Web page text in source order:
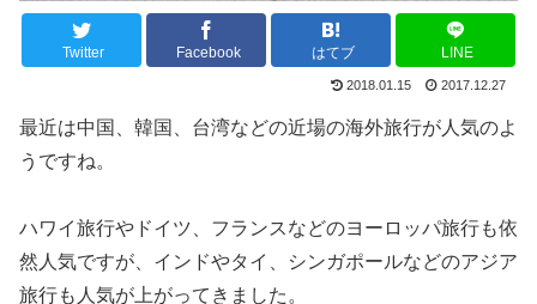
Twitter Facebook はてブ LINE
2018.01.15 2017.12.27
最近は中国、韓国、台湾などの近場の海外旅行が人気のよ
うですね。
ハワイ旅行やドイツ、フランスなどのヨーロッパ旅行も依
然人気ですが、インドやタイ、シンガポールなどのアジア
旅行も人気が上がってきました。